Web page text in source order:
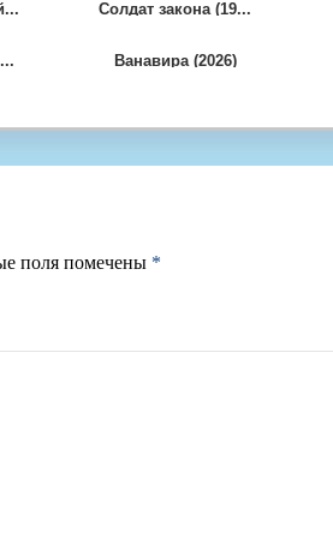
Солдат закона (19...
Ванавира (2026)
поля помечены *